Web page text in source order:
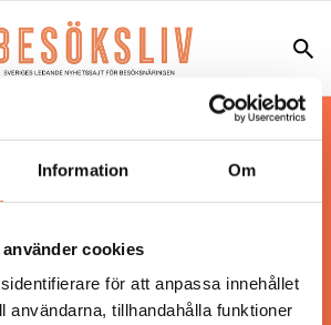
Information Om
cookies
för att anpassa innehållet
användarna, tillhandahålla funktioner
du landets mest uppdaterade
inom besöksnäringen.
form är ett affärsmagasin
ges ut avVisita